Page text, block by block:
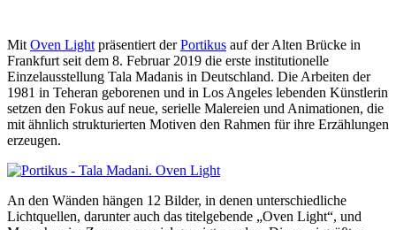
Mit Oven Light präsentiert derPortikus auf der Alten Brücke in
Frankfurt seit dem 8. Februar 2019 die erste institutionelle
Einzelausstellung Tala Madanis in Deutschland. Die Arbeiten der
1981 in Teheran geborenen und in Los Angeles lebenden Künstlerin
setzen den Fokus auf neue, serielle Malereien und Animationen, die
mit ähnlich strukturierten Motiven den Rahmen für ihre Erzählungen
erzeugen.
An den Wänden hängen 12 Bilder, in denen unterschiedliche
Lichtquellen, darunter auch das titelgebende „Oven Light“, und